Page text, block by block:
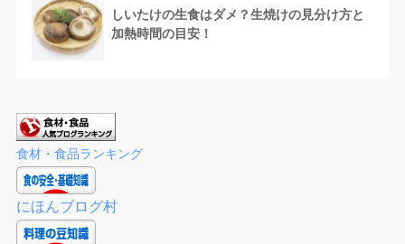
しいたけの生食はダメ？生焼けの見分け方と
加熱時間の目安！
食材・食品ランキング
にほんブログ村